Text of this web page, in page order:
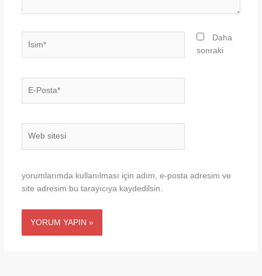
Posta*
Daha
sonraki
yorumlarımda kullanılması için adım, e-posta adresim ve
site adresim bu tarayıcıya kaydedilsin.